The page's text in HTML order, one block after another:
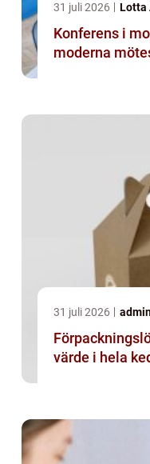
31 juli 2026 Lotta
Konferens i mora närhet,
moderna
31 juli 2026
värde i hela